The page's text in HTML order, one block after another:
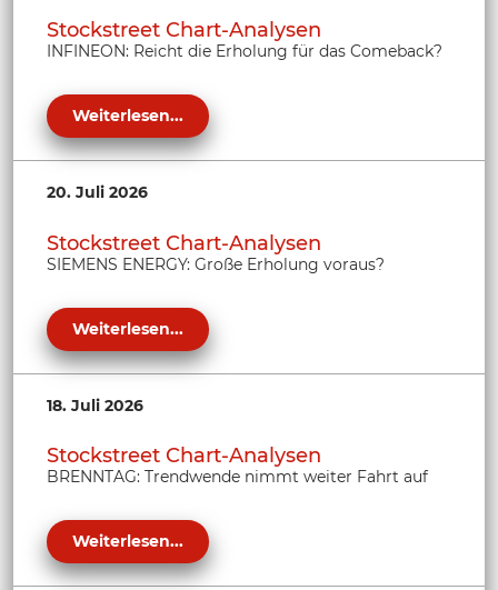
Stockstreet Chart-Analysen
INFINEON: Reicht die Erholung für das Comeback?
Weiterlesen...
20. Juli 2026
Stockstreet Chart-Analysen
SIEMENS ENERGY: Große Erholung voraus?
Weiterlesen...
18. Juli 2026
Stockstreet Chart-Analysen
BRENNTAG: Trendwende nimmt weiter Fahrt auf
Weiterlesen...